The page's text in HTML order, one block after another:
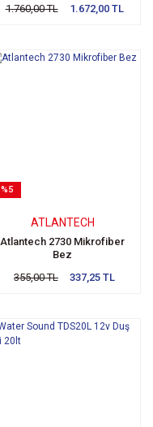
1.760,00 TL
1.672,00 TL
%5
ATLANTECH
Atlantech 2730 Mikrofiber
Bez
355,00 TL
337,25 TL